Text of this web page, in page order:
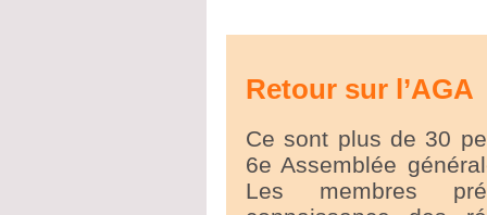
Retour sur l’AGA
Ce sont plus de 30
6e Assemblée
Les membres